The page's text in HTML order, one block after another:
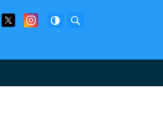
Facebook
Twitter Facebook